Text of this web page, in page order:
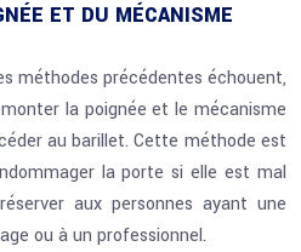
ET DU MÉCANISME
méthodes précédentes échouent,
la poignée et le mécanisme
au barillet. Cette méthode est
la porte si elle est mal
aux personnes ayant une
ou à un professionnel.